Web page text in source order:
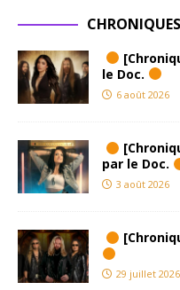
le Doc.
6 août 2026
par le Doc.
3 août 2026
29 juillet 2026